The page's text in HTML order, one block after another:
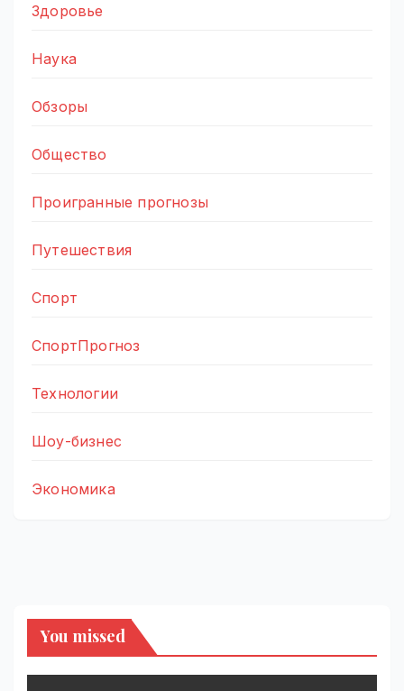
Здоровье
Наука
Обзоры
Общество
Проигранные прогнозы
Путешествия
Спорт
СпортПрогноз
Технологии
Шоу-бизнес
Экономика
You missed